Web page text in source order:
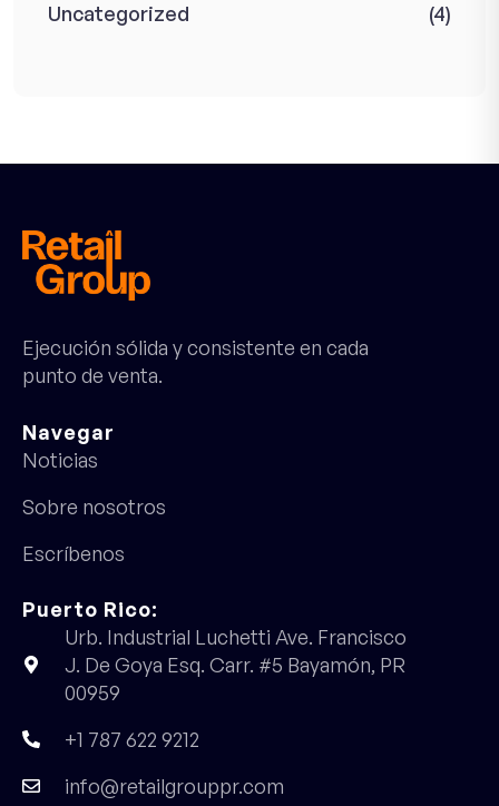
Uncategorized (4)
Ejecución sólida y consistente en cada
punto de venta.
Navegar
Noticias
Sobre nosotros
Escríbenos
Puerto Rico:
Urb. Industrial Luchetti Ave. Francisco
J. De Goya Esq. Carr. #5 Bayamón, PR
00959
+1 787 622 9212
info@retailgrouppr.com